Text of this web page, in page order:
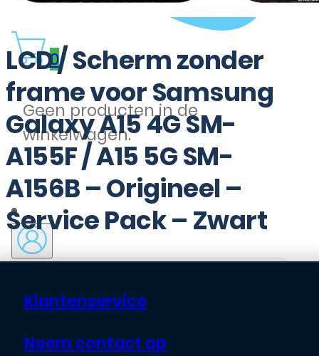
0
Geen producten in de
winkelwagen.
Klantenservice
Neem contact op
LCD / Scherm zonder
frame voor Samsung
Galaxy A15 4G SM-
A155F / A15 5G SM-
A156B – Origineel –
Service Pack – Zwart
€29,95